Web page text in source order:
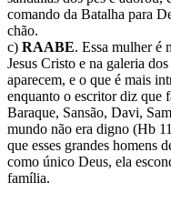
comando da Batalha para
chão.
c) RAABE. Essa mulher é
Jesus Cristo e na galeria
aparecem, e o que é mais
enquanto o escritor diz que
Baraque, Sansão, Davi,
mundo não era digno (Hb
que esses grandes homens
como único Deus, ela
família.